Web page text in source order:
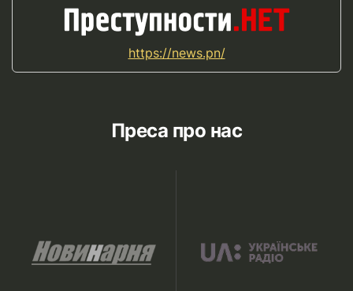
https://news.pn/
Преса про нас